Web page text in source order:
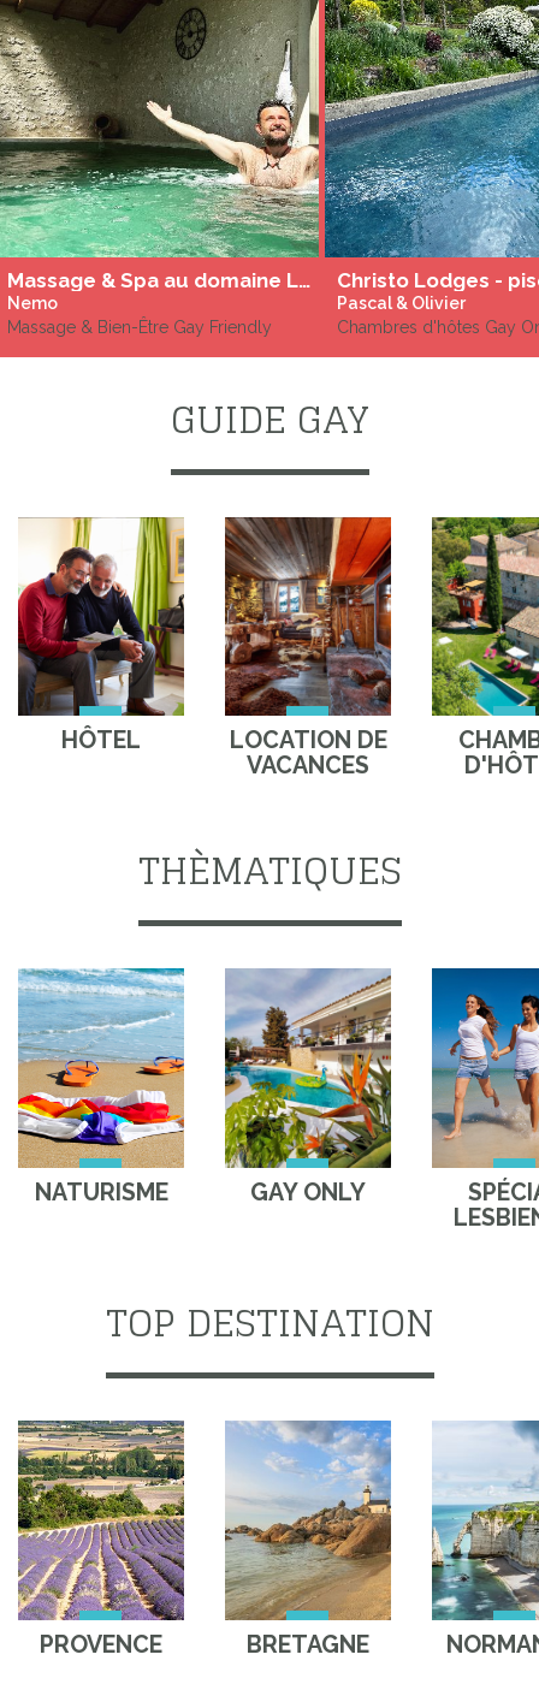
Massage & Spa au domaine Léa Chanflaur
Nemo
Massage & Bien-Être Gay Friendly
Pascal & Olivier
Chambres d'hôtes Gay
GUIDE GAY
HÔTEL
LOCATION DE
VACANCES
THÈMATIQUES
NATURISME GAY ONLY
TOP DESTINATION
PROVENCE BRETAGNE